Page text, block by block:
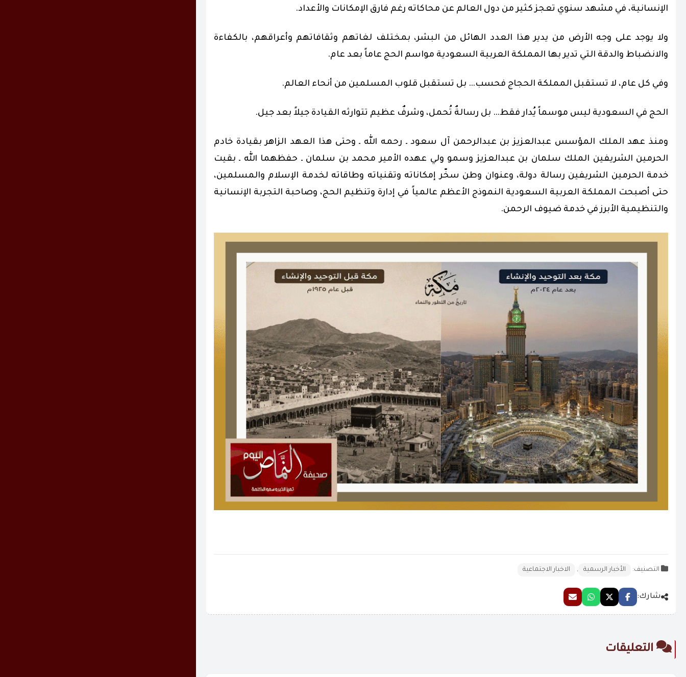
الإنسانية، في مشهد سنوي تعجز كثير من دول العالم عن محاكاته رغم فارق الإمكانات والأعداد.
ولا يوجد على وجه الأرض من يدير هذا العدد الهائل من البشر، بمختلف لغاتهم وثقافاتهم وأعراقهم، بالكفاءة
والانضباط والدقة التي تدير بها المملكة العربية السعودية مواسم الحج عاماً بعد عام.
وفي كل عام، لا تستقبل المملكة الحجاج فحسب… بل تستقبل قلوب المسلمين من أنحاء العالم.
الحج في السعودية ليس موسماً يُدار فقط… بل رسالةٌ تُحمل، وشرفٌ عظيم تتوارثه القيادة جيلاً بعد جيل.
ومنذ عهد الملك المؤسس عبدالعزيز بن عبدالرحمن آل سعود ـ رحمه الله ـ وحتى هذا العهد الزاهر بقيادة خادم
الحرمين الشريفين الملك سلمان بن عبدالعزيز وسمو ولي عهده الأمير محمد بن سلمان ـ حفظهما الله ـ بقيت
خدمة الحرمين الشريفين رسالة دولة، وعنوان وطن سخّر إمكاناته وتقنياته وطاقاته لخدمة الإسلام والمسلمين،
حتى أصبحت المملكة العربية السعودية النموذج الأعظم عالمياً في إدارة وتنظيم الحج، وصاحبة التجربة الإنسانية
والتنظيمية الأبرز في خدمة ضيوف الرحمن.
التصنيف: الأخبار الرسمية , الاخبار الاجتماعية
شارك:
التعليقات